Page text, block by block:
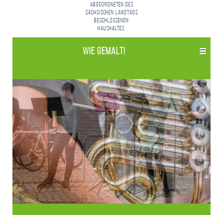
Abgeordneten des
Sächsischen Landtags
beschlossenen
Haushaltes.
Wie gemalt!